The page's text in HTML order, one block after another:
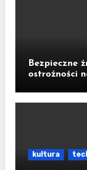
Bezpieczne
ostrożności
kultura